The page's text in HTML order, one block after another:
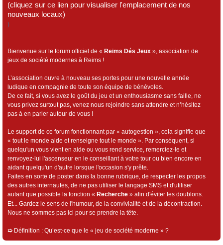
(cliquez sur ce lien pour visualiser l'emplacement de nos
nouveaux locaux)
)
Bienvenue sur le forum officiel de « Reims Dés Jeux », association de
jeux de société modernes à Reims !
L’association ouvre à nouveau ses portes pour une nouvelle année
ludique en compagnie de toute son équipe de bénévoles.
De ce fait, si vous avez le goût du jeu et un enthousiasme sans faille, ne
vous privez surtout pas, venez nous rejoindre sans attendre et n’hésitez
pas à en parler autour de vous !
Le support de ce forum fonctionnant par « autogestion », cela signifie que
« tout le monde aide et renseigne tout le monde ». Par conséquent, si
quelqu'un vous vient en aide ou vous rend service, remerciez-le et
renvoyez-lui l'ascenseur en le conseillant à votre tour ou bien encore en
aidant quelqu'un d'autre lorsque l'occasion s'y prête.
Faites en sorte de poster dans la bonne rubrique, de respecter les propos
des autres internautes, de ne pas utiliser le langage SMS et d'utiliser
autant que possible la fonction « Recherche » afin d'éviter les doublons.
Et... Gardez le sens de l'humour, de la convivialité et de la décontraction.
Nous ne sommes pas ici pour se prendre la tête.
➯ Définition : Qu’est-ce que le « jeu de société moderne » ?